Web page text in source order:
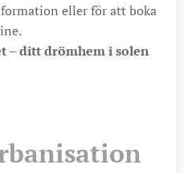
eller för att boka
– ditt drömhem i solen